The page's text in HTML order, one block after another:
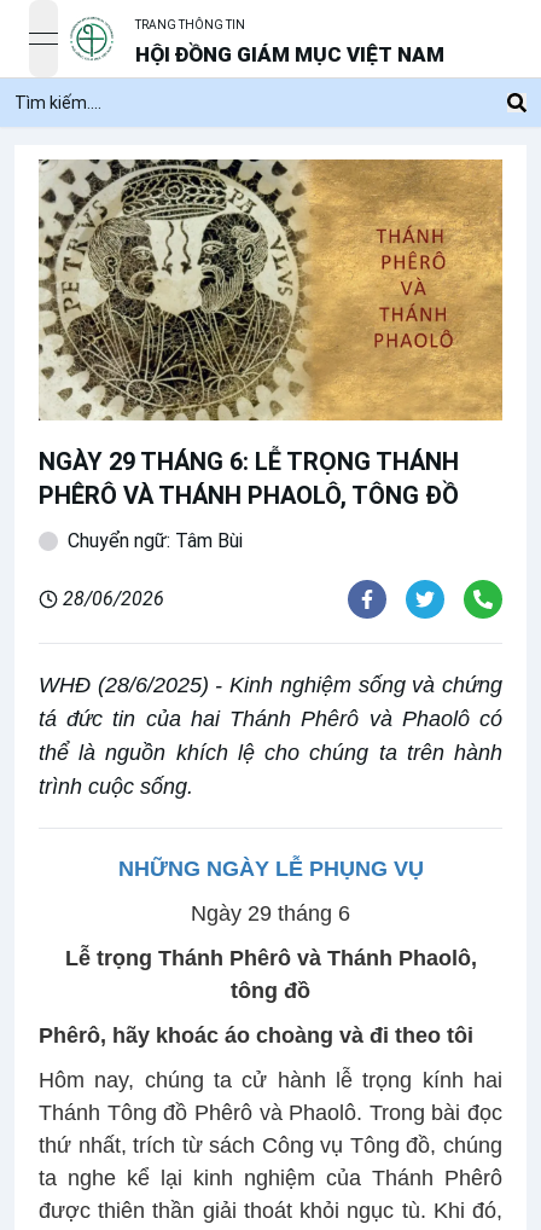
open navigation menu
TRANG THÔNG TIN
HỘI ĐỒNG GIÁM MỤC VIỆT NAM
NGÀY 29 THÁNG 6: LỄ TRỌNG THÁNH
PHÊRÔ VÀ THÁNH PHAOLÔ, TÔNG ĐỒ
Chuyển ngữ: Tâm Bùi
28/06/2026
WHĐ (28/6/2025) - Kinh nghiệm sống và chứng
tá đức tin của hai Thánh Phêrô và Phaolô có
thể là nguồn khích lệ cho chúng ta trên hành
trình cuộc sống.
NHỮNG NGÀY LỄ PHỤNG VỤ
Ngày 29 tháng 6
Lễ trọng Thánh Phêrô và Thánh Phaolô,
tông đồ
Phêrô, hãy khoác áo choàng và đi theo tôi
Hôm nay, chúng ta cử hành lễ trọng kính hai
Thánh Tông đồ Phêrô và Phaolô. Trong bài đọc
thứ nhất, trích từ sách Công vụ Tông đồ, chúng
ta nghe kể lại kinh nghiệm của Thánh Phêrô
được thiên thần giải thoát khỏi ngục tù. Khi đó,